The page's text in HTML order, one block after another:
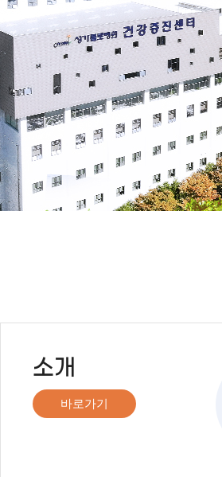
소개
바로가기